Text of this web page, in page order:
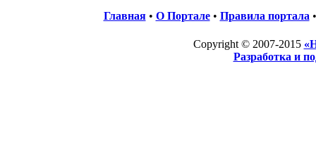
Главная• О Портале• Правила портала
Copyright © 2007-2015
Разработка и